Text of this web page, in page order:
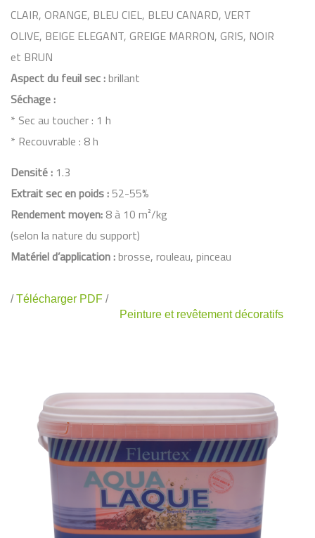
CLAIR, ORANGE, BLEU CIEL, BLEU CANARD, VERT
OLIVE, BEIGE ELEGANT, GREIGE MARRON, GRIS, NOIR
et BRUN
Aspect du feuil sec :brillant
Séchage :
* Sec au toucher : 1 h
* Recouvrable : 8 h
Densité : 1.3
Extrait sec en poids : 52-55%
Rendement moyen: 8 à 10 m²/kg
(selon la nature du support)
Matériel d’application :brosse, rouleau, pinceau
/Télécharger PDF /
Peinture et revêtement décoratifs